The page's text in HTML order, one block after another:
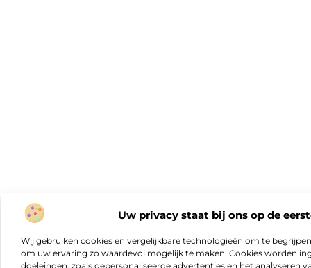
Uw privacy staat bij ons op de
Wij gebruiken cookies en vergelijkbare technologieën om te
om uw ervaring zo waardevol mogelijk te maken. Cookies worden
doeleinden, zoals gepersonaliseerde advertenties en het analyseren